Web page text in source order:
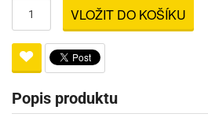
VLOŽIT DO KOŠÍKU
Popis produktu